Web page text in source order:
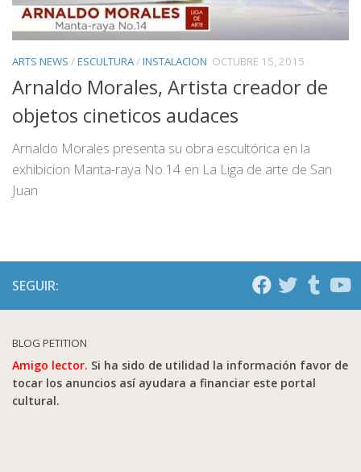
ARTS NEWS /ESCULTURA/INSTALACION OCTUBRE 15, 2015
Arnaldo Morales, Artista creador de
objetos cineticos audaces
Arnaldo Morales presenta su obra escultórica en la
exhibicion Manta-raya No.14 en La Liga de arte de San
Juan
SEGUIR:
BLOG PETITION
Amigo lector. Si ha sido de utilidad la información favor de
tocar los anuncios así ayudara a financiar este portal
cultural.